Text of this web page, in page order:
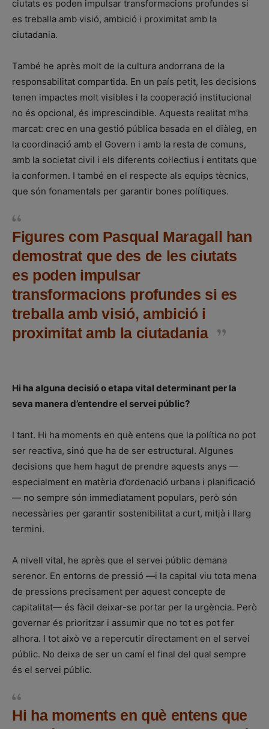
ciutats es poden impulsar transformacions profundes si
es treballa amb visió, ambició i proximitat amb la
ciutadania.
També he après molt de la cultura andorrana de la
responsabilitat compartida. En un país petit, les decisions
tenen impactes molt visibles i la cooperació institucional
no és opcional, és imprescindible. Aquesta realitat m’ha
marcat: crec en una gestió pública basada en el diàleg, en
la coordinació amb el Govern i amb la resta de comuns,
amb la societat civil i els diferents col·lectius i entitats que
la conformen. I també en el respecte als equips tècnics,
que són fonamentals per garantir bones polítiques.
Figures com Pasqual Maragall han
demostrat que des de les ciutats
es poden impulsar
transformacions profundes si es
treballa amb visió, ambició i
proximitat amb la ciutadania
Hi ha alguna decisió o etapa vital determinant per la
seva manera d’entendre el servei públic?
I tant. Hi ha moments en què entens que la política no pot
ser reactiva, sinó que ha de ser estructural. Algunes
decisions que hem hagut de prendre aquests anys —
especialment en matèria d’ordenació urbana i planificació
— no sempre són immediatament populars, però són
necessàries per garantir sostenibilitat a curt, mitjà i llarg
termini.
A nivell vital, he après que el servei públic demana
serenor. En entorns de pressió —i la capital viu tota mena
de pressions precisament per aquest concepte de
capitalitat— és fàcil deixar-se portar per la urgència. Però
governar és prioritzar i assumir que no tot es pot fer
alhora. I tot això ve a repercutir directament en el servei
públic. No deixa de ser un camí el final del qual sempre
és el servei públic.
Hi ha moments en què entens que